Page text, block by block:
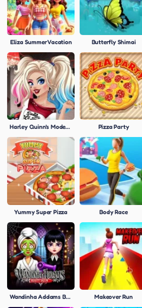
Eliza Summer Vacation Butterfly Shimai
Harley Quinn's Modern Makeover Pizza Party
Yummy Super Pizza Body Race
Wandinha Addams Beauty Salon Makeover Run